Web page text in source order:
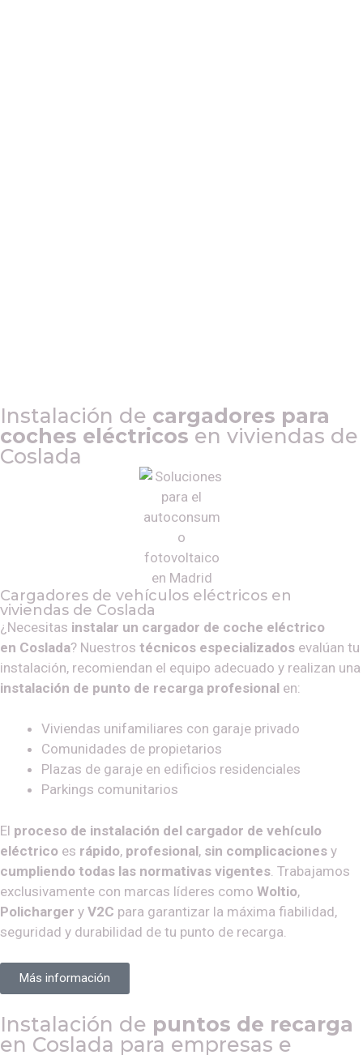
Instalación de cargadores para
coches eléctricos en viviendas de
Coslada
Cargadores de vehículos eléctricos en
viviendas de Coslada
¿Necesitas instalar un cargador de coche eléctrico
en Coslada? Nuestros técnicos especializados evalúan tu
instalación, recomiendan el equipo adecuado y realizan una
instalación de punto de recarga profesional en:
Viviendas unifamiliares con garaje privado
Comunidades de propietarios
Plazas de garaje en edificios residenciales
Parkings comunitarios
El proceso de instalación del cargador de vehículo
eléctrico es rápido, profesional, sin complicaciones y
cumpliendo todas las normativas vigentes . Trabajamos
exclusivamente con marcas líderes como Woltio,
Policharger y V2C para garantizar la máxima fiabilidad,
seguridad y durabilidad de tu punto de recarga.
Más información
Instalación de puntos de recarga
en Coslada para empresas e